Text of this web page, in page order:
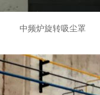
中频炉旋转吸尘罩